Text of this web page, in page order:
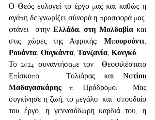
Ο Θεός ευλογεί το έργο μας και καθώς η
αγάπη δε γνωρίζει σύνορά η προσφορά μας
φτάνει  στην Ελλάδα, στη Μολδαβία και
στις χώρες της Αφρικής: Μπουρούντι,
Ρουάντα, Ουγκάντα, Τανζανία, Κονγκό.
Το 2024 συναντήσαμε τον  Θεοφιλέστατο
Επίσκοπο   Τολιάρας και Νοτίου
Μαδαγασκάρης π. Πρόδρομο.  Μας
συγκίνησε η ζωή, το μεγάλο  και  σπουδαίο
του έργο, η γενναιόδωρη καρδιά του, η